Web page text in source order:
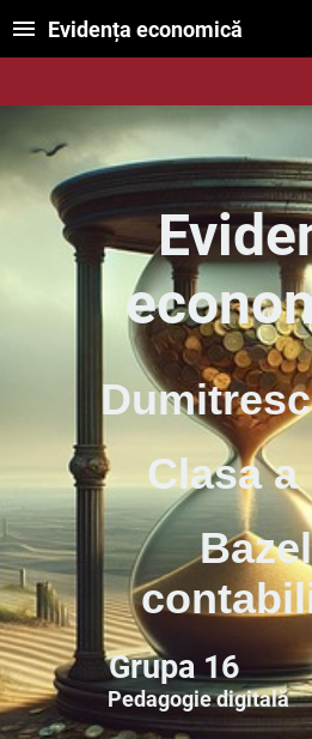
Evidența economică
Clasa a
Grupa 16
Pedagogie digitală